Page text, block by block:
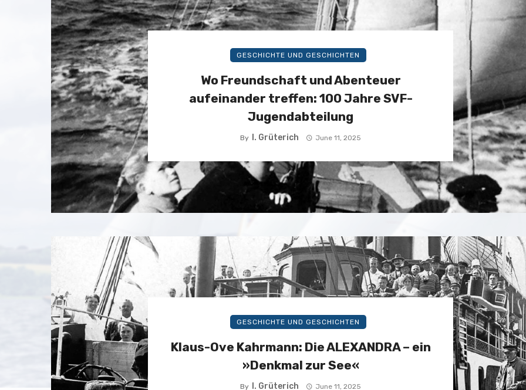
GESCHICHTE UND GESCHICHTEN
Wo Freundschaft und Abenteuer
aufeinander treffen: 100 Jahre SVF-
Jugendabteilung
By I. Grüterich June 11, 2025
GESCHICHTE UND GESCHICHTEN
Klaus-Ove Kahrmann: Die ALEXANDRA – ein
»Denkmal zur See«
By I. Grüterich June 11, 2025